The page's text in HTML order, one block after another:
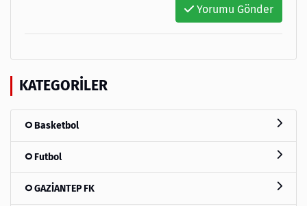
Yorumu Gönder
KATEGORILER
Basketbol
Futbol
GAZİANTEP FK